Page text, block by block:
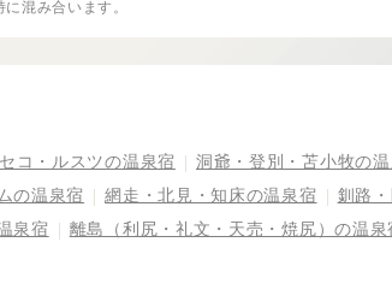
混み合います。
コ・ルスツの温泉宿 洞爺・登別・苫小牧の
の温泉宿 網走・北見・知床の温泉宿
釧路
泉宿 離島（利尻・礼文・天売・焼尻）の温泉